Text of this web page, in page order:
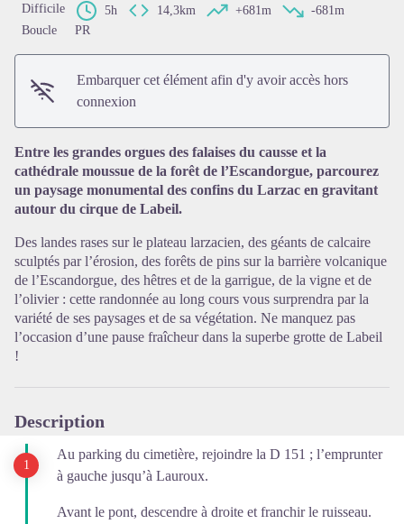
Voir l'image en plein écran
Difficile 5h 14,3km +681m
-681m
Boucle
PR
Embarquer cet élément afin d'y avoir accès hors
connexion
Entre les grandes orgues des falaises du causse et la
cathédrale moussue de la forêt de l’Escandorgue, parcourez
un paysage monumental des confins du Larzac en gravitant
autour du cirque de Labeil.
Des landes rases sur le plateau larzacien, des géants de calcaire
sculptés par l’érosion, des forêts de pins sur la barrière volcanique
de l’Escandorgue, des hêtres et de la garrigue, de la vigne et de
l’olivier : cette randonnée au long cours vous surprendra par la
variété de ses paysages et de sa végétation. Ne manquez pas
l’occasion d’une pause fraîcheur dans la superbe grotte de Labeil
!
Description
Au parking du cimetière, rejoindre la D 151 ; l’emprunter
à gauche jusqu’à Lauroux.
Avant le pont, descendre à droite et franchir le ruisseau.